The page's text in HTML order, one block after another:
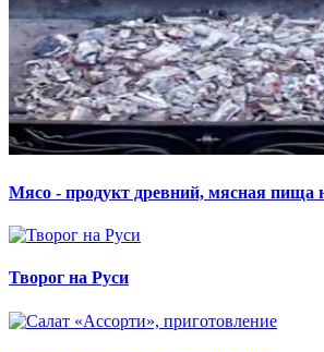
Мясо - продукт древний, мясная пища
Творог на Руси